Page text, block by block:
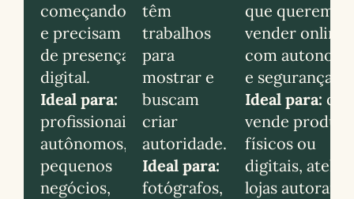
começando
e precisam
de presença
digital.
Ideal para:
profissionais
autônomos,
pequenos
negócios,
têm
trabalhos
para
mostrar e
buscam
criar
autoridade.
Ideal para:
fotógrafos,
que querem
vender online
com
e segurança.
Ideal para:
vende
físicos ou
digitais,
lojas autorais,